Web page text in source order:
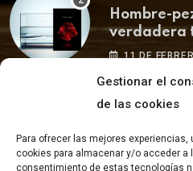
Gestionar el
de las cookies
Para ofrecer las mejores
cookies para almacenar y/o acceder a
consentimiento de estas tecnologías
Hombre-
verdadera
de uno
11 DE